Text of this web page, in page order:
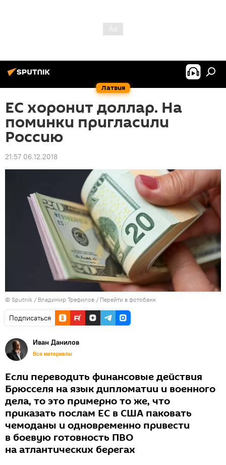
Латвия
ЕС хоронит доллар. На
поминки пригласили
Россию
21:57 06.12.2018
© Sputnik / Владимир Трефилов / Перейти в фотобанк
Подписаться
Иван Данилов
Все материалы
Если переводить финансовые действия
Брюсселя на язык дипломатии и военного
дела, то это примерно то же, что
приказать послам ЕС в США паковать
чемоданы и одновременно привести
в боевую готовность ПВО
на атлантических берегах